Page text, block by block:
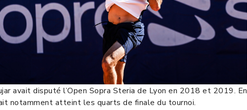
avait disputé l’Open Sopra Steria de Lyon en 2018 et 2019. En
notamment atteint les quarts de finale du tournoi.